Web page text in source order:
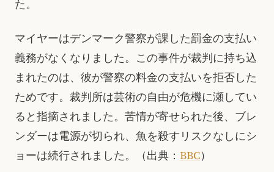
た。
マイヤーはデンマーク警察が課した罰金の支払い
義務がなくなりました。この事件が裁判に持ち込
まれたのは、彼が警察の料金の支払いを拒否した
ためです。裁判所は芸術の自由が危機に瀬してい
ると指摘されました。苦情が寄せられた後、ブレ
ンダーは電源が切られ、魚を殺すリスクなしにシ
ョーは続行されました。（出典： BBC）